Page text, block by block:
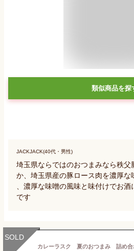
類似商品を探
JACKJACK(40代・男性)
埼玉県ならではのおつまみなら秩父
か、埼玉県産の豚ロース肉を濃厚な
、濃厚な味噌の風味と味付けでお
です
SOLD